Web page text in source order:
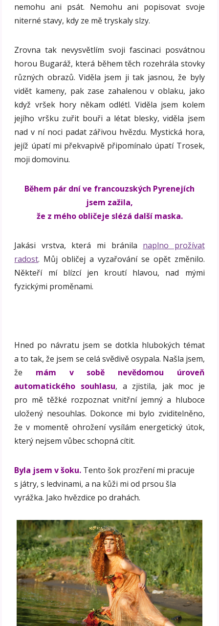
nemohu ani psát. Nemohu ani popisovat svoje
niterné stavy, kdy ze mě tryskaly slzy.
Zrovna tak nevysvětlím svoji fascinaci posvátnou
horou Bugaráž, která během těch rozehrála stovky
různých obrazů. Viděla jsem ji tak jasnou, že byly
vidět kameny, pak zase zahalenou v oblaku, jako
když vršek hory někam odlétl. Viděla jsem kolem
jejího vršku zuřit bouři a létat blesky, viděla jsem
nad v ní noci padat zářivou hvězdu. Mystická hora,
jejíž úpatí mi překvapivě připomínalo úpatí Trosek,
moji domovinu.
Během pár dní ve francouzských Pyrenejích
jsem zažila,
že z mého obličeje slézá další maska.
Jakási vrstva, která mi bránila naplno prožívat
radost. Můj obličej a vyzařování se opět změnilo.
Někteří mí blízcí jen kroutí hlavou, nad mými
fyzickými proměnami.
Hned po návratu jsem se dotkla hlubokých témat
a to tak, že jsem se celá svědivě osypala. Našla jsem,
že mám v sobě nevědomou úroveň
automatického souhlasu, a zjistila, jak moc je
pro mě těžké rozpoznat vnitřní jemný a hluboce
uložený nesouhlas. Dokonce mi bylo zviditelněno,
že v momentě ohrožení vysílám energetický útok,
který nejsem vůbec schopná cítit.
Byla jsem v šoku. Tento šok prozření mi pracuje
s játry, s ledvinami, a na kůži mi od prsou šla
vyrážka. Jako hvězdice po drahách.